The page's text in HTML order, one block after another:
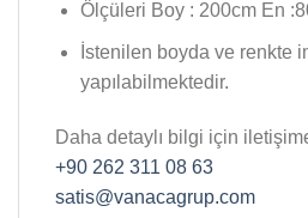
Ölçüleri Boy : 200cm En
İstenilen boyda ve renkte
yapılabilmektedir.
Daha detaylı bilgi için
+90 262 311 08 63
satis@vanacagrup.com